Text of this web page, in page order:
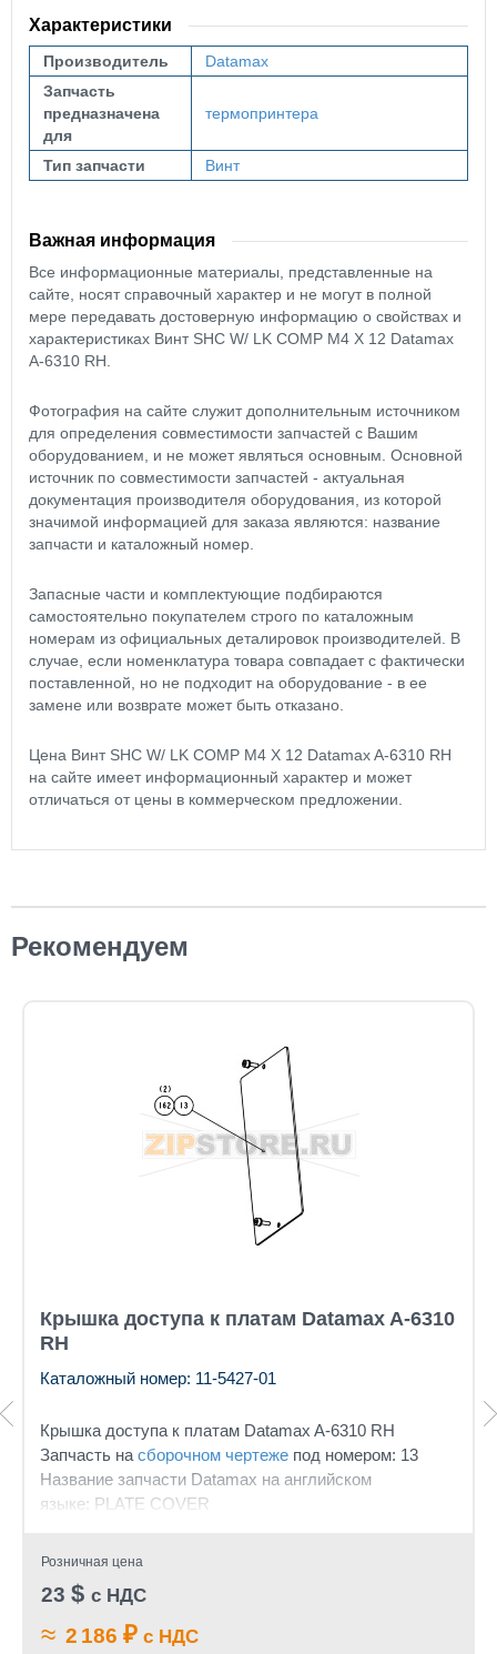
Характеристики
Производитель
Datamax
Запчасть
предназначена
для
термопринтера
Тип запчасти Винт
Важная информация
Все информационные материалы, представленные на
сайте, носят справочный характер и не могут в полной
мере передавать достоверную информацию о свойствах и
характеристиках Винт SHC W/ LK COMP M4 X 12 Datamax
A-6310 RH.
Фотография на сайте служит дополнительным источником
для определения совместимости запчастей с Вашим
оборудованием, и не может являться основным. Основной
источник по совместимости запчастей - актуальная
документация производителя оборудования, из которой
значимой информацией для заказа являются: название
запчасти и каталожный номер.
Запасные части и комплектующие подбираются
самостоятельно покупателем строго по каталожным
номерам из официальных деталировок производителей. В
случае, если номенклатура товара совпадает с фактически
поставленной, но не подходит на оборудование - в ее
замене или возврате может быть отказано.
Цена Винт SHC W/ LK COMP M4 X 12 Datamax A-6310 RH
на сайте имеет информационный характер и может
отличаться от цены в коммерческом предложении.
Рекомендуем
Крышка доступа к платам Datamax A-6310
RH
Каталожный номер: 11-5427-01
Крышка доступа к платам Datamax A-6310 RH
Запчасть на сборочном чертеже под номером: 13
Название запчасти Datamax на английском
языке: PLATE COVER
Розничная цена
23 $ с НДС
≈ 2 186 ₽ с НДС